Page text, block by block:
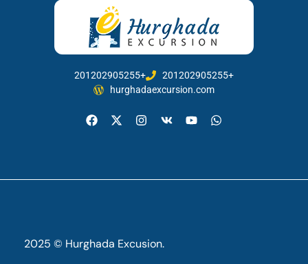
201202905255+
201202905255+
hurghadaexcursion.com
2025 © Hurghada Excusion.